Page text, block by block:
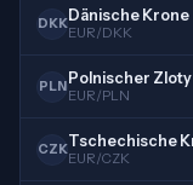
DKKDänische Krone
EUR/DKK
PLN Polnischer Zloty
EUR/PLN
CZK
EUR/CZK